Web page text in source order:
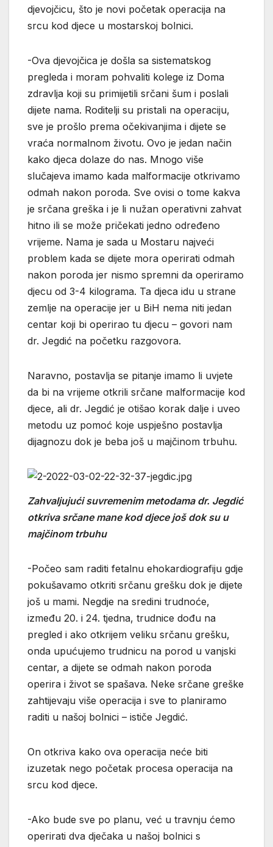
djevojčicu, što je novi početak operacija na
srcu kod djece u mostarskoj bolnici.
-Ova djevojčica je došla sa sistematskog
pregleda i moram pohvaliti kolege iz Doma
zdravlja koji su primijetili srčani šum i poslali
dijete nama. Roditelji su pristali na operaciju,
sve je prošlo prema očekivanjima i dijete se
vraća normalnom životu. Ovo je jedan način
kako djeca dolaze do nas. Mnogo više
slučajeva imamo kada malformacije otkrivamo
odmah nakon poroda. Sve ovisi o tome kakva
je srčana greška i je li nužan operativni zahvat
hitno ili se može pričekati jedno određeno
vrijeme. Nama je sada u Mostaru najveći
problem kada se dijete mora operirati odmah
nakon poroda jer nismo spremni da operiramo
djecu od 3-4 kilograma. Ta djeca idu u strane
zemlje na operacije jer u BiH nema niti jedan
centar koji bi operirao tu djecu – govori nam
dr. Jegdić na početku razgovora.
Naravno, postavlja se pitanje imamo li uvjete
da bi na vrijeme otkrili srčane malformacije kod
djece, ali dr. Jegdić je otišao korak dalje i uveo
metodu uz pomoć koje uspješno postavlja
dijagnozu dok je beba još u majčinom trbuhu.
Zahvaljujući suvremenim metodama dr. Jegdić
otkriva srčane mane kod djece još dok su u
majčinom trbuhu
-Počeo sam raditi fetalnu ehokardiografiju gdje
pokušavamo otkriti srčanu grešku dok je dijete
još u mami. Negdje na sredini trudnoće,
između 20. i 24. tjedna, trudnice dođu na
pregled i ako otkrijem veliku srčanu grešku,
onda upućujemo trudnicu na porod u vanjski
centar, a dijete se odmah nakon poroda
operira i život se spašava. Neke srčane greške
zahtijevaju više operacija i sve to planiramo
raditi u našoj bolnici – ističe Jegdić.
On otkriva kako ova operacija neće biti
izuzetak nego početak procesa operacija na
srcu kod djece.
-Ako bude sve po planu, već u travnju ćemo
operirati dva dječaka u našoj bolnici s